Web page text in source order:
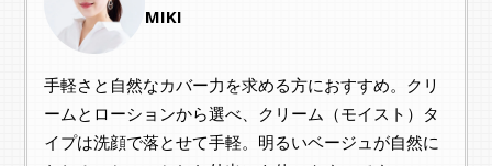
MIKI
手軽さと自然なカバー力を求める方におすすめ。クリ
ームとローションから選べ、クリーム（モイスト）タ
イプは洗顔で落とせて手軽。明るいベージュが自然に